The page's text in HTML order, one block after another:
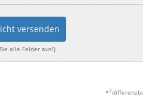
versenden
alle Felder aus!)
*2